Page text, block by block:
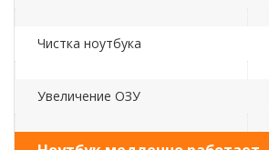
Чистка ноутбука
Увеличение ОЗУ